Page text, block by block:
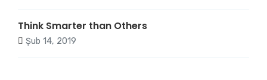
Think Smarter than Others
Şub 14, 2019